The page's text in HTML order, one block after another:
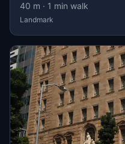
40 m · 1 min walk
Landmark